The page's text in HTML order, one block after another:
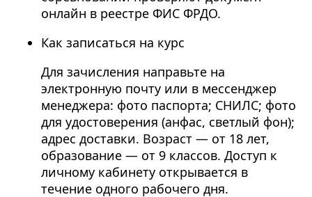
онлайн в реестре ФИС ФРДО.
Как записаться на курс
Для зачисления направьте на
электронную почту или в мессенджер
менеджера: фото паспорта; СНИЛС; фото
для удостоверения (анфас, светлый фон);
адрес доставки. Возраст — от 18 лет,
образование — от 9 классов. Доступ к
личному кабинету открывается в
течение одного рабочего дня.